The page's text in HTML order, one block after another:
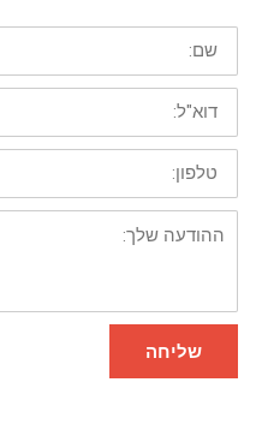
שם:
דוא"ל:
טלפון:
ההודעה
שלך:
שליחה